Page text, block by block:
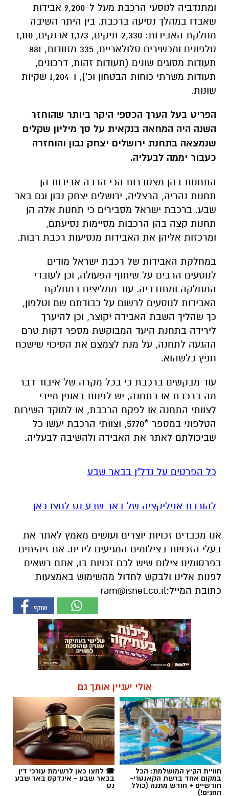
ומתנדביה לנוסעי הרכבת מעל ל-9,200 אבידות
שאבדו במהלך נסיעה ברכבת. בין היתר השיבה
מחלקת האבידות: 2,330 תיקים, 1,173 ארנקים, 1,110
טלפונים ומכשירים סלולאריים, 335 מזוודות, 881
תעודות מסוגים שונים (תעודות זהות, דרכונים,
תעודות משרתי כוחות הבטחון וכ'), ו-1,204 שקיות
שונות.
הפריט בעל הערך הכספי היקר ביותר שהוחזר
השנה היה המחאה בנקאית על סך מיליון שקלים
שנמצאה בתחנת ירושלים יצחק נבון והוחזרה
כעבור יממה לבעליה.
התחנות בהן מצטברות הכי הרבה אבידות הן
תחנות נהריה, הרצליה, ירושלים יצחק נבון וגם באר
שבע. ברכבת ישראל מסבירים כי תחנות אלה הן
תחנות קצה בהן הרכבות מסיימות נסיעתם,
ומרכזות אליהן את האבידות מנסיעות רכבת רבות.
במחלקת האבידות של רכבת ישראל מודים
לנוסעים הרבים על שיתוף הפעולה, וכן לעובדי
המחלקה ומתנדביה. עוד ממליצים במחלקת
האבידות לנוסעים לרשום על כבודתם שם וטלפון,
כך שהליך השבת האבידה יקוצר, וכן להיערך
לירידה בתחנת היעד המבוקשת מספר דקות טרם
ההגעה לתחנה, על מנת לצמצם את הסיכוי שישכח
חפץ כלשהוא.
עוד מבקשים ברכבת כי בכל מקרה של איבוד דבר
מה ברכבת או בתחנה, יש לפנות באופן מיידי
לצוותי התחנה או לפקח הרכבת, או למוקד השירות
הטלפוני במספר *5770, וצוותי הרכבת יעשו כל
שביכולתם לאתר את האבידה ולהשיבה לבעליה.
כל הפרטים על נדל"ן בבאר שבע
להורדת אפליקציה של באר שבע נט לחצו כאן
אנו מכבדים זכויות יוצרים ועושים מאמץ לאתר את
בעלי הזכויות בצילומים המגיעים לידינו. אם זיהיתים
בפרסומינו צילום שיש לכם זכויות בו, אתם רשאים
לפנות אלינו ולבקש לחדול מהשימוש באמצעות
כתובת המייל:ram@isnet.co.il
אולי יעניין אותך גם
חוויית הקיץ המושלמת: הכל
במקום אחד ברשת הקאנטרי-
חודשיים + חודש מתנה (כולל
החגים!)
☎ לחצו כאן לרשימת עורכי דין
בבאר שבע - אינדקס באר שבע
נט